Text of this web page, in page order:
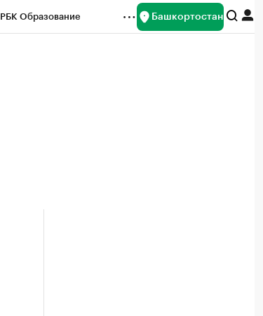
РБК Образование Башкортостан